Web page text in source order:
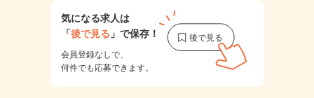
気になる求人は
「後で見る 」で保存！
会員登録なしで、
何件でも応募できます。